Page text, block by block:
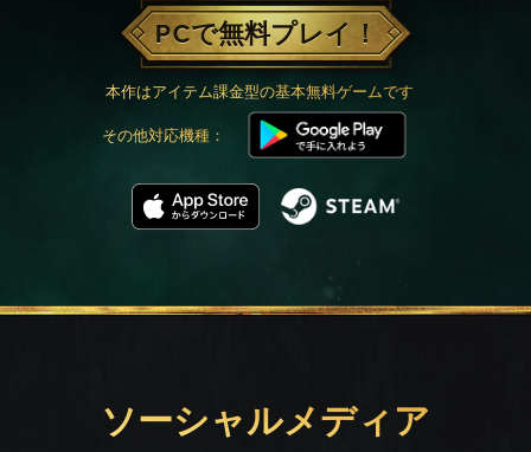
PCで無料プレイ！
本作はアイテム課金型の基本無料ゲームです
その他対応機種：
ソーシャルメディア